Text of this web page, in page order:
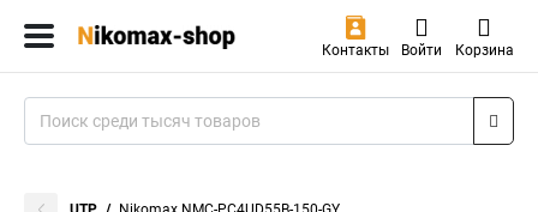
Контакты Войти Корзина